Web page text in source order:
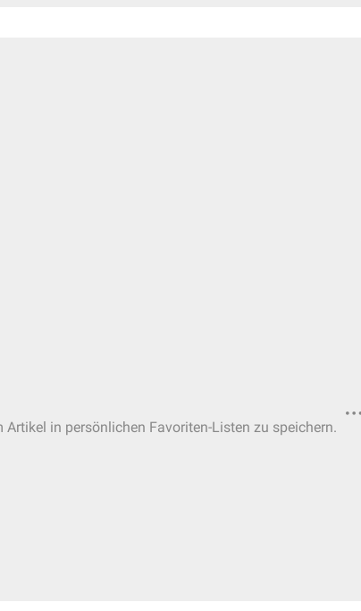
Artikel in persönlichen Favoriten-Listen zu speichern.